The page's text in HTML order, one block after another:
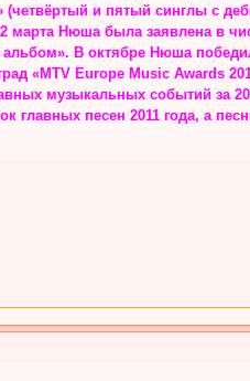
и пятый синглы с
марта Нюша была заявлена в
В октябре Нюша
«MTV Europe Music Awards
музыкальных событий за
песен 2011 года, а